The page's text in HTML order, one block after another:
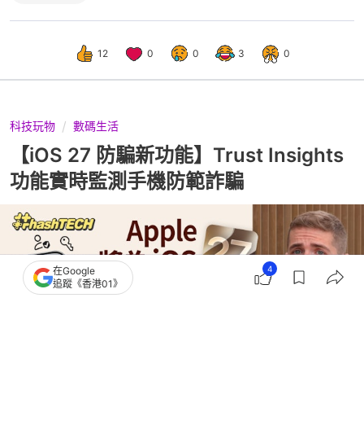
12 0 0 3 0
科技玩物 數碼生活
【iOS 27 防騙新功能】Trust Insights
功能實時監測手機防範詐騙
在Google
追蹤《香港01》
4